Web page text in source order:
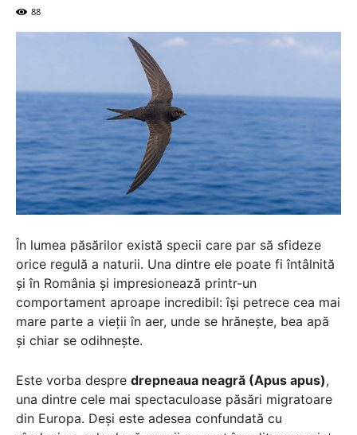
88
În lumea păsărilor există specii care par să sfideze
orice regulă a naturii. Una dintre ele poate fi întâlnită
și în România și impresionează printr-un
comportament aproape incredibil: își petrece cea mai
mare parte a vieții în aer, unde se hrănește, bea apă
și chiar se odihnește.
Este vorba despre drepneaua neagră (Apus apus),
una dintre cele mai spectaculoase păsări migratoare
din Europa. Deși este adesea confundată cu